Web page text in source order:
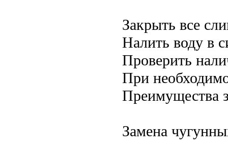
Закрыть все
Налить воду в
Проверить
При
Преимущества
Замена